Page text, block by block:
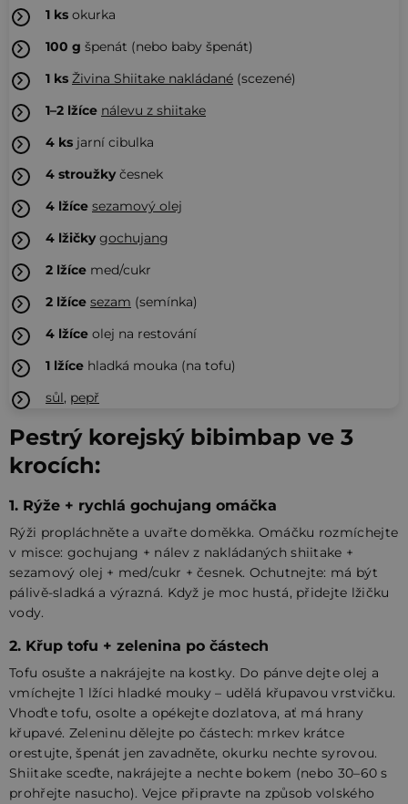
1 ks okurka
100 g špenát (nebo baby špenát)
1 ks Živina Shiitake nakládané (scezené)
1–2 lžíce nálevu z shiitake
4 ks jarní cibulka
4 stroužkyčesnek
4 lžíce sezamový olej
4 lžičky gochujang
2 lžíce med/cukr
2 lžíce sezam (semínka)
4 lžíce olej na restování
1 lžíce hladká mouka (na tofu)
sůl, pepř
Pestrý korejský bibimbap ve 3
krocích:
1. Rýže + rychlá gochujang omáčka
Rýži propláchněte a uvařte doměkka. Omáčku rozmíchejte
v misce: gochujang + nálev z nakládaných shiitake +
sezamový olej + med/cukr + česnek. Ochutnejte: má být
pálivě-sladká a výrazná. Když je moc hustá, přidejte lžičku
vody.
2. Křup tofu + zelenina po částech
Tofu osušte a nakrájejte na kostky. Do pánve dejte olej a
vmíchejte 1 lžíci hladké mouky – udělá křupavou vrstvičku.
Vhoďte tofu, osolte a opékejte dozlatova, ať má hrany
křupavé. Zeleninu dělejte po částech: mrkev krátce
orestujte, špenát jen zavadněte, okurku nechte syrovou.
Shiitake sceďte, nakrájejte a nechte bokem (nebo 30–60 s
prohřejte nasucho). Vejce připravte na způsob volského